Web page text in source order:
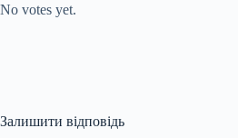
No votes yet.
Залишити відповідь